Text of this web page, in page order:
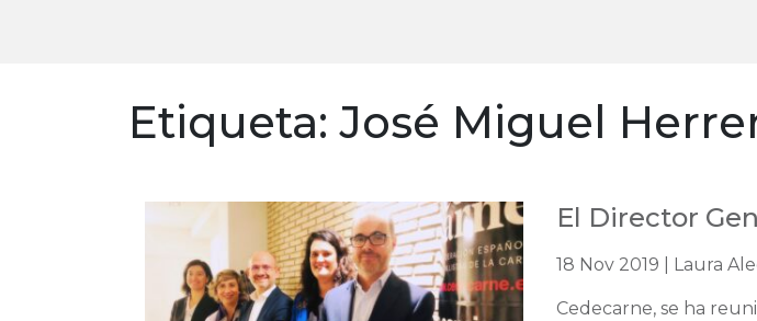
Etiqueta:José Miguel
El Director
18 Nov 2019 | Laura
Cedecarne, se ha